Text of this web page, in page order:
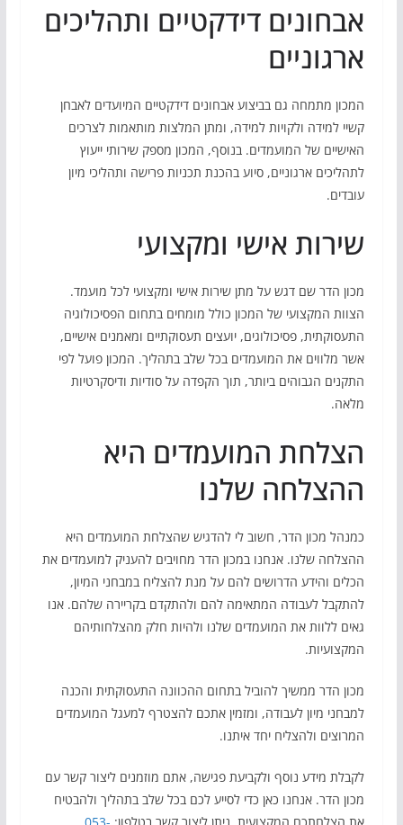
אבחונים דידקטיים ותהליכים
ארגוניים
המכון מתמחה גם בביצוע אבחונים דידקטיים המיועדים לאבחן
קשיי למידה ולקויות למידה, ומתן המלצות מותאמות לצרכים
האישיים של המועמדים. בנוסף, המכון מספק שירותי ייעוץ
לתהליכים ארגוניים, סיוע בהכנת תכניות פרישה ותהליכי מיון
עובדים.
שירות אישי ומקצועי
מכון הדר שם דגש על מתן שירות אישי ומקצועי לכל מועמד.
הצוות המקצועי של המכון כולל מומחים בתחום הפסיכולוגיה
התעסוקתית, פסיכולוגים, יועצים תעסוקתיים ומאמנים אישיים,
אשר מלווים את המועמדים בכל שלב בתהליך. המכון פועל לפי
התקנים הגבוהים ביותר, תוך הקפדה על סודיות ודיסקרטיות
מלאה.
הצלחת המועמדים היא
ההצלחה שלנו
כמנהל מכון הדר, חשוב לי להדגיש שהצלחת המועמדים היא
ההצלחה שלנו. אנחנו במכון הדר מחויבים להעניק למועמדים את
הכלים והידע הדרושים להם על מנת להצליח במבחני המיון,
להתקבל לעבודה המתאימה להם ולהתקדם בקריירה שלהם. אנו
גאים ללוות את המועמדים שלנו ולהיות חלק מהצלחותיהם
המקצועיות.
מכון הדר ממשיך להוביל בתחום ההכוונה התעסוקתית והכנה
למבחני מיון לעבודה, ומזמין אתכם להצטרף למעגל המועמדים
המרוצים ולהצליח יחד איתנו.
לקבלת מידע נוסף ולקביעת פגישה, אתם מוזמנים ליצור קשר עם
מכון הדר. אנחנו כאן כדי לסייע לכם בכל שלב בתהליך ולהבטיח